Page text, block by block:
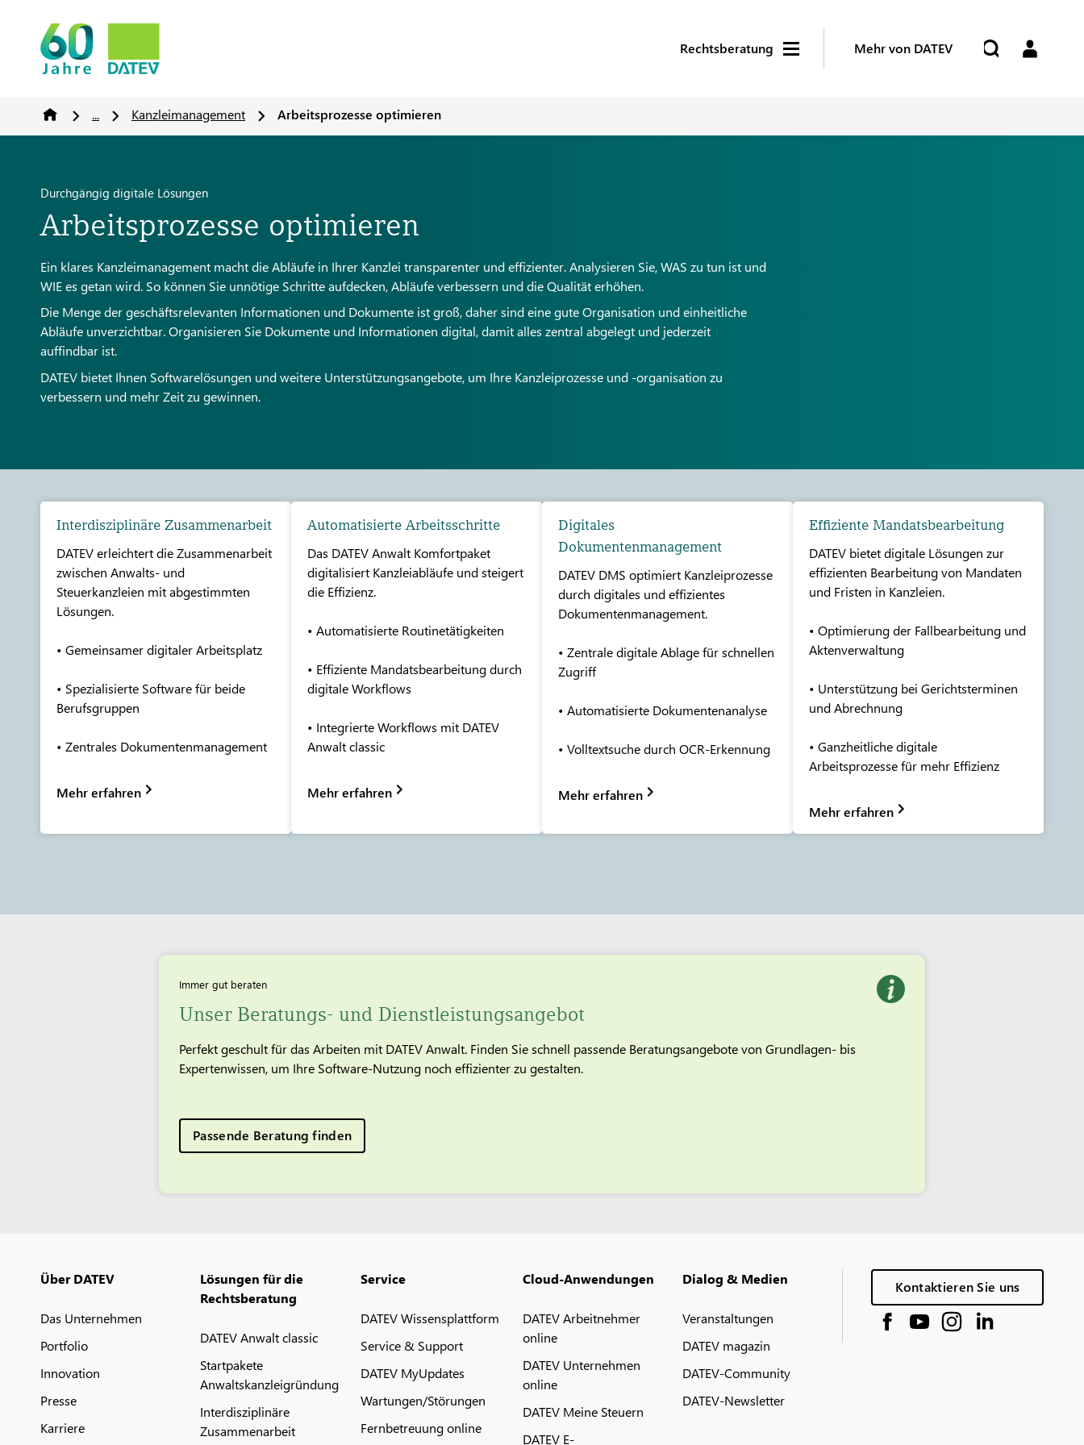
Rechtsberatung Mehr von DATEV
... Kanzleimanagement Arbeitsprozesse optimieren
Durchgängig digitale Lösungen
Arbeitsprozesse optimieren
Ein klares Kanzleimanagement macht die Abläufe in Ihrer Kanzlei transparenter und effizienter. Analysieren Sie, WAS zu tun ist und
WIE es getan wird. So können Sie unnötige Schritte aufdecken, Abläufe verbessern und die Qualität erhöhen.
Die Menge der geschäftsrelevanten Informationen und Dokumente ist groß, daher sind eine gute Organisation und einheitliche
Abläufe unverzichtbar. Organisieren Sie Dokumente und Informationen digital, damit alles zentral abgelegt und jederzeit
auffindbar ist.
DATEV bietet Ihnen Softwarelösungen und weitere Unterstützungsangebote, um Ihre Kanzleiprozesse und -organisation zu
verbessern und mehr Zeit zu gewinnen.
Interdisziplinäre Zusammenarbeit
DATEV erleichtert die Zusammenarbeit
zwischen Anwalts- und
Steuerkanzleien mit abgestimmten
Lösungen.
• Gemeinsamer digitaler Arbeitsplatz
• Spezialisierte Software für beide
Berufsgruppen
• Zentrales Dokumentenmanagement
Mehr erfahren
Automatisierte Arbeitsschritte
Das DATEV Anwalt Komfortpaket
digitalisiert Kanzleiabläufe und steigert
die Effizienz.
• Automatisierte Routinetätigkeiten
• Effiziente Mandatsbearbeitung durch
digitale Workflows
• Integrierte Workflows mit DATEV
Anwalt classic
Mehr erfahren
Digitales
Dokumentenmanagement
DATEV DMS optimiert Kanzleiprozesse
durch digitales und effizientes
Dokumentenmanagement.
• Zentrale digitale Ablage für schnellen
Zugriff
• Automatisierte Dokumentenanalyse
• Volltextsuche durch OCR-Erkennung
Mehr erfahren
Effiziente Mandatsbearbeitung
DATEV bietet digitale Lösungen zur
effizienten Bearbeitung von Mandaten
und Fristen in Kanzleien.
• Optimierung der Fallbearbeitung und
Aktenverwaltung
• Unterstützung bei Gerichtsterminen
und Abrechnung
• Ganzheitliche digitale
Arbeitsprozesse für mehr Effizienz
Mehr erfahren
Immer gut beraten
Unser Beratungs- und Dienstleistungsangebot
Perfekt geschult für das Arbeiten mit DATEV Anwalt. Finden Sie schnell passende Beratungsangebote von Grundlagen- bis
Expertenwissen, um Ihre Software-Nutzung noch effizienter zu gestalten.
Passende Beratung finden
Über DATEV
Das Unternehmen
Portfolio
Innovation
Presse
Karriere
Lösungen für die
Rechtsberatung
DATEV Anwalt classic
Startpakete
Anwaltskanzleigründung
Interdisziplinäre
Zusammenarbeit
Service
DATEV Wissensplattform
Service & Support
DATEV MyUpdates
Wartungen/Störungen
Fernbetreuung online
Cloud-Anwendungen
DATEV Arbeitnehmer
online
DATEV Unternehmen
online
DATEV Meine Steuern
DATEV E-
Dialog & Medien
Veranstaltungen
DATEV magazin
DATEV-Community
DATEV-Newsletter
Kontaktieren Sie uns